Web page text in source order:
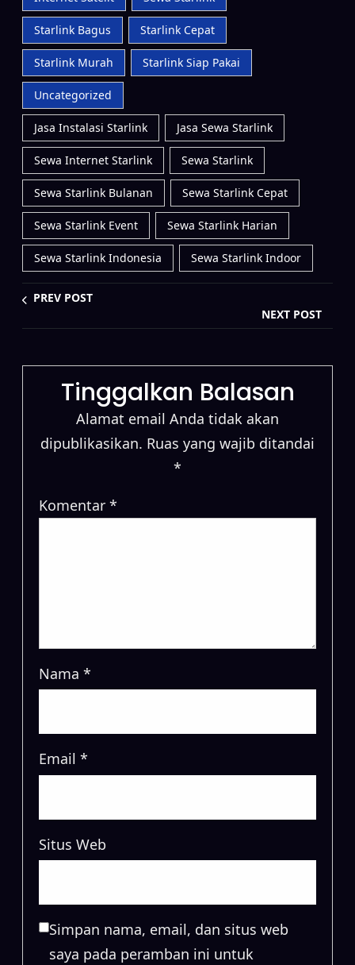
Starlink Bagus Starlink Cepat
Starlink Murah Starlink Siap Pakai
Uncategorized
Jasa Instalasi Starlink Jasa Sewa Starlink
Sewa Internet Starlink Sewa Starlink
Sewa Starlink Bulanan Sewa Starlink Cepat
Sewa Starlink Event Sewa Starlink Harian
Sewa Starlink Indonesia Sewa Starlink Indoor
PREV POST
NEXT POST
Tinggalkan Balasan
Alamat email Anda tidak akan
dipublikasikan. Ruas yang wajib ditandai
*
Komentar *
Nama *
Email *
Situs Web
Simpan nama, email, dan situs web
saya pada peramban ini untuk